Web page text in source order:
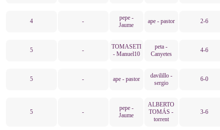
4 -
pepe -
Jaume
ape - pastor 2-6
5 -
TOMASETI
- Manuel10
peta -
Canyetes
4-6
5 - ape - pastor
davilillo -
sergio
6-0
5 -
pepe -
Jaume
ALBERTO
TOMÁS -
torrent
3-6